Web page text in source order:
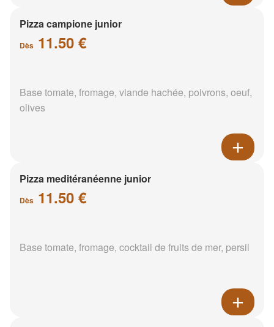
Pizza campione junior
Dès 11.50 €
Base tomate, fromage, viande hachée, poivrons, oeuf,
olives
Pizza meditéranéenne junior
Dès 11.50 €
Base tomate, fromage, cocktail de fruits de mer, persil